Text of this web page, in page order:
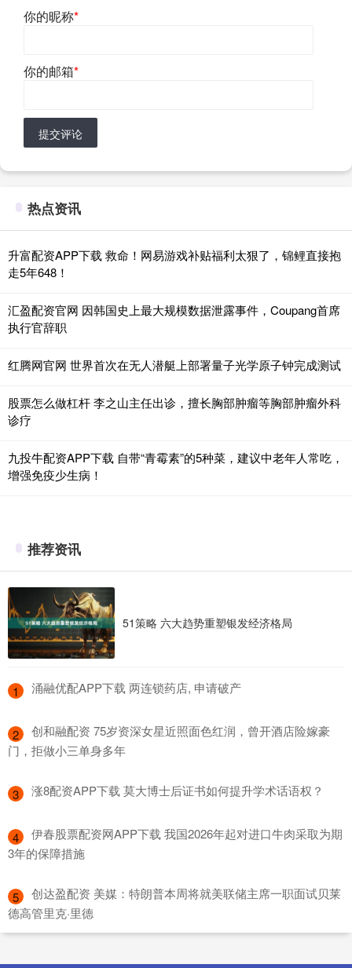
你的昵称*
你的邮箱*
提交评论
热点资讯
升富配资APP下载 救命！网易游戏补贴福利太狠了，锦鲤直接抱
走5年648！
汇盈配资官网 因韩国史上最大规模数据泄露事件，Coupang首席
执行官辞职
红腾网官网 世界首次在无人潜艇上部署量子光学原子钟完成测试
股票怎么做杠杆 李之山主任出诊，擅长胸部肿瘤等胸部肿瘤外科
诊疗
九投牛配资APP下载 自带“青霉素”的5种菜，建议中老年人常吃，
增强免疫少生病！
推荐资讯
51策略 六大趋势重塑银发经济格局
1 ​涌融优配APP下载 两连锁药店, 申请破产
2
​创和融配资 75岁资深女星近照面色红润，曾开酒店险嫁豪
门，拒做小三单身多年
3 ​涨8配资APP下载 莫大博士后证书如何提升学术话语权？
4
​伊春股票配资网APP下载 我国2026年起对进口牛肉采取为期
3年的保障措施
5
​创达盈配资 美媒：特朗普本周将就美联储主席一职面试贝莱
德高管里克·里德